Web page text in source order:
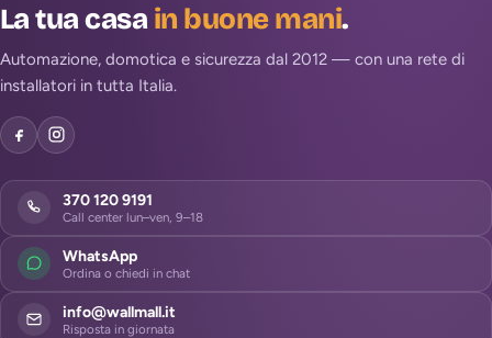
La tua casain buone mani.
Automazione, domotica e sicurezza dal 2012 — con una rete di
installatori in tutta Italia.
370 120 9191
Call center lun–ven, 9–18
WhatsApp
Ordina o chiedi in chat
info@wallmall.it
Risposta in giornata